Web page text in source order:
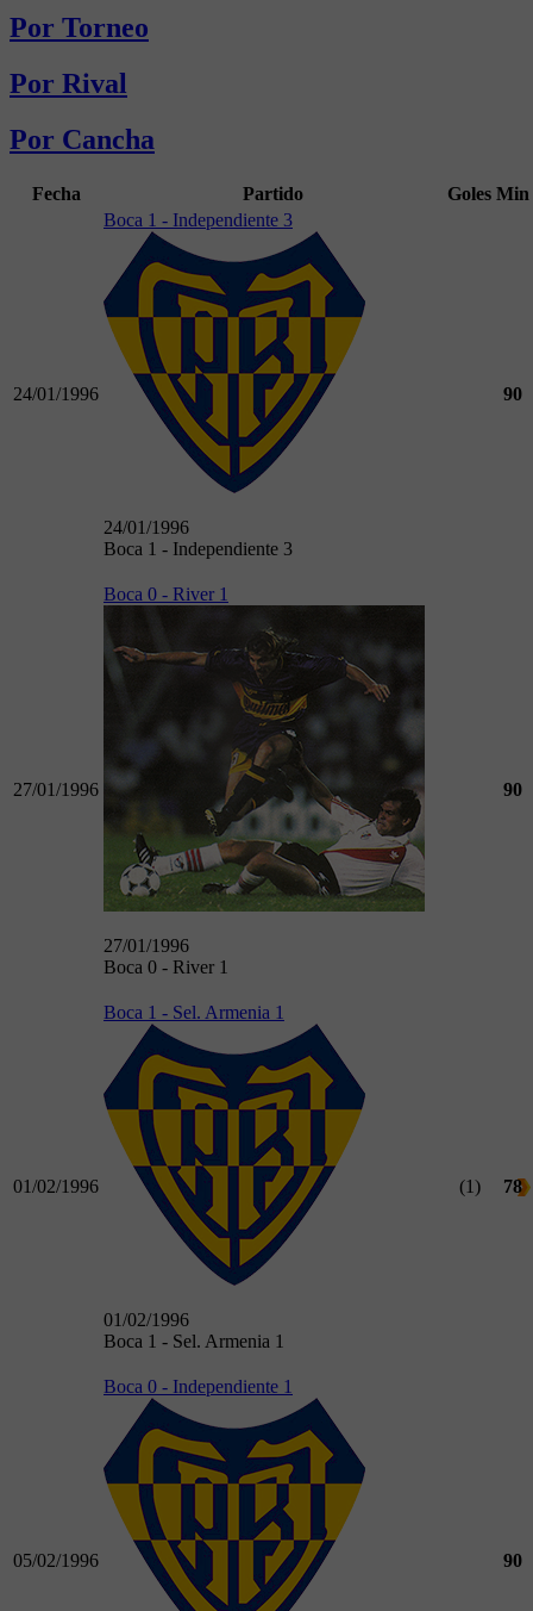
Por Torneo
Por Rival
Por Cancha
Fecha Partido Goles Min
24/01/1996
Boca 1 - Independiente 3
24/01/1996
Boca 1 - Independiente 3
90
27/01/1996
Boca 0 - River 1
27/01/1996
Boca 0 - River 1
90
01/02/1996
Boca 1 - Sel. Armenia 1
01/02/1996
Boca 1 - Sel. Armenia 1
(1) 78
05/02/1996
Boca 0 - Independiente 1
90